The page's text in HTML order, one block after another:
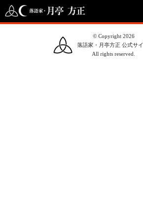
© Copyright 2026
落語家・月亭方正 公式サイ
All rights reserved.